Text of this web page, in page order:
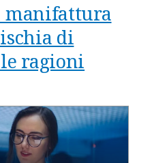
manifattura
di
ragioni